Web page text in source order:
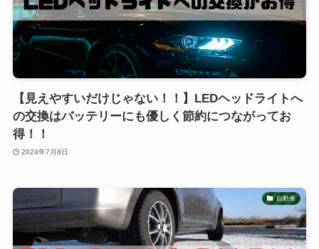
【見えやすいだけじゃない！！】LEDヘッドライトへ
の交換はバッテリーにも優しく節約につながってお
得！！
2024年7月8日
自動車